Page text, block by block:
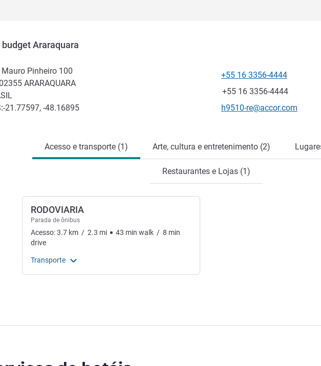
Araraquara
Mauro Pinheiro 100
ARARAQUARA
:-21.77597, -48.16895
Telefone
+55 16 3356-4444
Fax
+55 16 3356-4444
E-mail de contato
h9510-re@accor.com
Acesso e transporte (1) Arte, cultura e entretenimento (2)
Restaurantes e Lojas (1)
RODOVIARIA
Parada de ônibus
Acesso:3.7 km / 2.3 mi 43 min walk / 8 min
drive
Transporte